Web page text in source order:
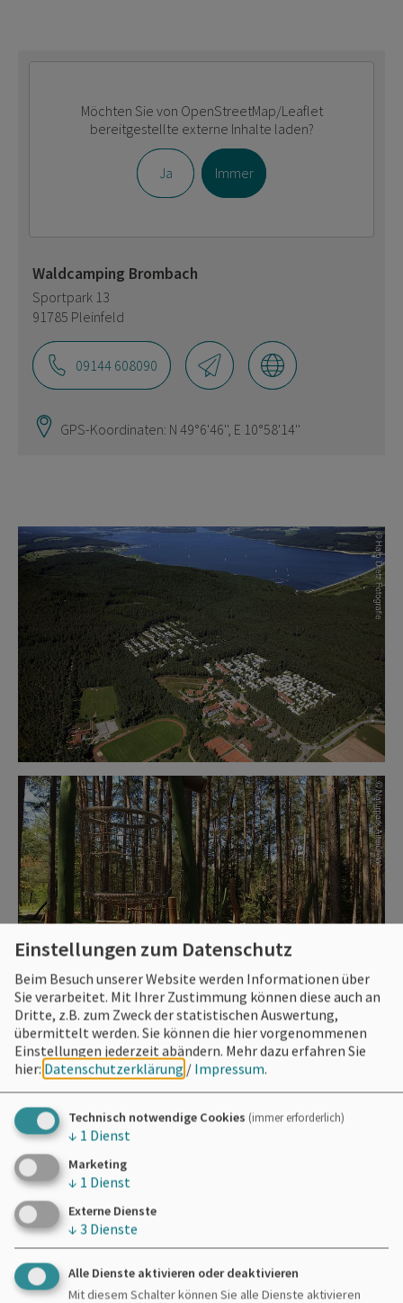
Möchten Sie von OpenStreetMap/Leaflet
bereitgestellte externe Inhalte laden?
Ja Immer
Waldcamping Brombach
Sportpark 13
91785 Pleinfeld
09144 608090
GPS-Koordinaten: N 49°6'46'', E 10°58'14''
Einstellungen zum Datenschutz
Beim Besuch unserer Website werden Informationen über
Sie verarbeitet. Mit Ihrer Zustimmung können diese auch an
Dritte, z.B. zum Zweck der statistischen Auswertung,
übermittelt werden. Sie können die hier vorgenommenen
Einstellungen jederzeit abändern. Mehr dazu erfahren Sie
hier: Datenschutzerklärung / Impressum.
Technisch notwendige Cookies (immer erforderlich)
↓ 1 Dienst
Marketing
↓ 1 Dienst
Externe Dienste
↓ 3 Dienste
Alle Dienste aktivieren oder deaktivieren
Mit diesem Schalter können Sie alle Dienste aktivieren